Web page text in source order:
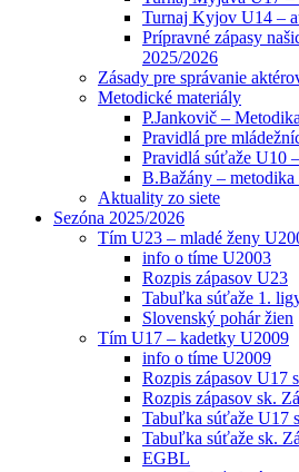
Turnaj Kyjov U14 –
Prípravné zápasy
2025/2026
Zásady pre správanie
Metodické materiály
P.Jankovič –
Pravidlá pre
Pravidlá súťaže U10
B.Bažány – metodika
Aktuality zo siete
Sezóna 2025/2026
Tím U23 – mladé ženy
info o tíme U2003
Rozpis zápasov U23
Tabuľka súťaže 1.
Slovenský pohár žien
Tím U17 – kadetky U2009
info o tíme U2009
Rozpis zápasov U17
Rozpis zápasov sk.
Tabuľka súťaže U17
Tabuľka súťaže sk.
EGBL